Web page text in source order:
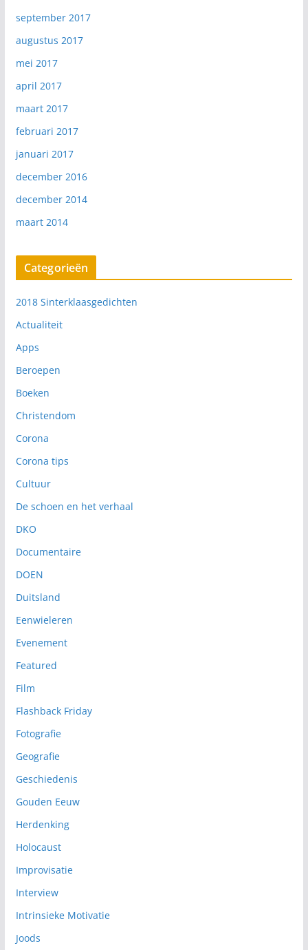
september 2017
augustus 2017
mei 2017
april 2017
maart 2017
februari 2017
januari 2017
december 2016
december 2014
maart 2014
Categorieën
2018 Sinterklaasgedichten
Actualiteit
Apps
Beroepen
Boeken
Christendom
Corona
Corona tips
Cultuur
De schoen en het verhaal
DKO
Documentaire
DOEN
Duitsland
Eenwieleren
Evenement
Featured
Film
Flashback Friday
Fotografie
Geografie
Geschiedenis
Gouden Eeuw
Herdenking
Holocaust
Improvisatie
Interview
Intrinsieke Motivatie
Joods